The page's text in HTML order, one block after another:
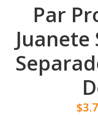
Par
Juanete